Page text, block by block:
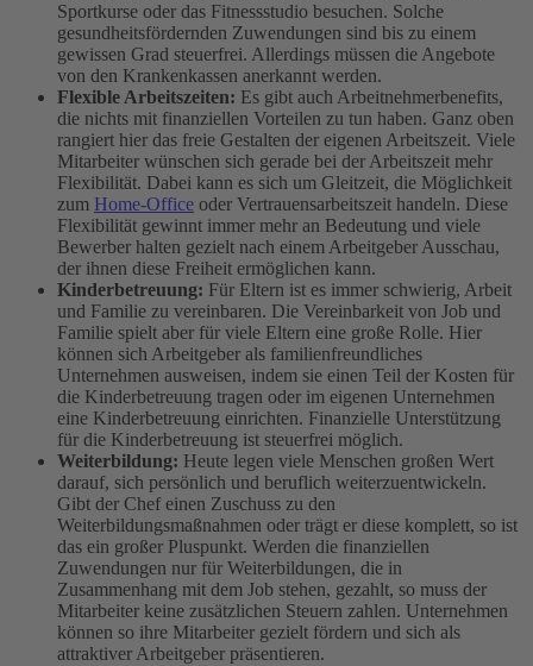
Sportkurse oder das Fitnessstudio besuchen. Solche
gesundheitsfördernden Zuwendungen sind bis zu einem
gewissen Grad steuerfrei. Allerdings müssen die Angebote
von den Krankenkassen anerkannt werden.
Flexible Arbeitszeiten: Es gibt auch Arbeitnehmerbenefits,
die nichts mit finanziellen Vorteilen zu tun haben. Ganz oben
rangiert hier das freie Gestalten der eigenen Arbeitszeit. Viele
Mitarbeiter wünschen sich gerade bei der Arbeitszeit mehr
Flexibilität. Dabei kann es sich um Gleitzeit, die Möglichkeit
zum Home-Office oder Vertrauensarbeitszeit handeln. Diese
Flexibilität gewinnt immer mehr an Bedeutung und viele
Bewerber halten gezielt nach einem Arbeitgeber Ausschau,
der ihnen diese Freiheit ermöglichen kann.
Kinderbetreuung: Für Eltern ist es immer schwierig, Arbeit
und Familie zu vereinbaren. Die Vereinbarkeit von Job und
Familie spielt aber für viele Eltern eine große Rolle. Hier
können sich Arbeitgeber als familienfreundliches
Unternehmen ausweisen, indem sie einen Teil der Kosten für
die Kinderbetreuung tragen oder im eigenen Unternehmen
eine Kinderbetreuung einrichten. Finanzielle Unterstützung
für die Kinderbetreuung ist steuerfrei möglich.
Weiterbildung: Heute legen viele Menschen großen Wert
darauf, sich persönlich und beruflich weiterzuentwickeln.
Gibt der Chef einen Zuschuss zu den
Weiterbildungsmaßnahmen oder trägt er diese komplett, so ist
das ein großer Pluspunkt. Werden die finanziellen
Zuwendungen nur für Weiterbildungen, die in
Zusammenhang mit dem Job stehen, gezahlt, so muss der
Mitarbeiter keine zusätzlichen Steuern zahlen. Unternehmen
können so ihre Mitarbeiter gezielt fördern und sich als
attraktiver Arbeitgeber präsentieren.